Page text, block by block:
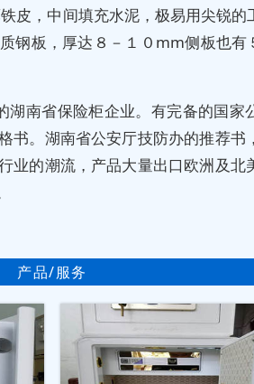
皮，中间填充水泥，极易用尖锐的
钢板，厚达８－１０mm侧板也
湖南省保险柜企业。有完备的国家
书。湖南省公安厅技防办的推荐书
业的潮流，产品大量出口欧洲及北
产品/服务